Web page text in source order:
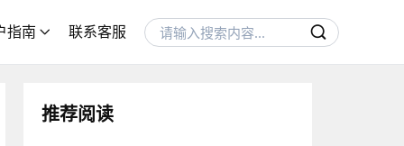
指南
数据恢复硬盘数据恢复 U盘/SD卡数据恢复 电脑技巧
联系客服
推荐阅读